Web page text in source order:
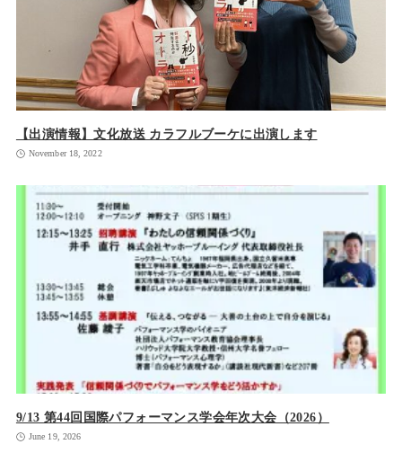
【出演情報】文化放送 カラフルブーケに出演します
November 18, 2022
9/13 第44回国際パフォーマンス学会年次大会（2026）
June 19, 2026